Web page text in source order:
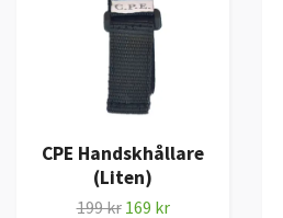
CPE Handskhållare
(Liten)
199 kr 169 kr